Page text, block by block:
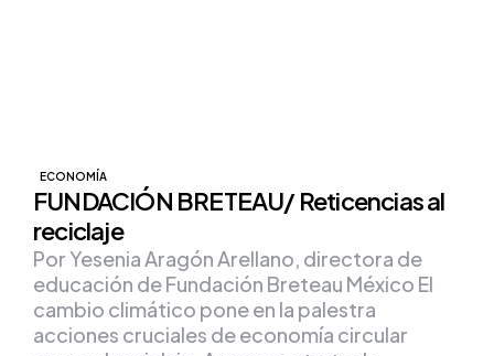
ECONOMÍA
FUNDACIÓN BRETEAU/ Reticencias al
reciclaje
Por Yesenia Aragón Arellano, directora de
educación de Fundación Breteau México El
cambio climático pone en la palestra
acciones cruciales de economía circular